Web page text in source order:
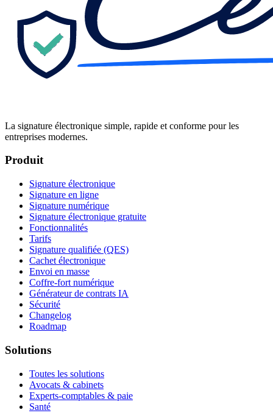
La signature électronique simple, rapide et conforme pour les
entreprises modernes.
Produit
Signature électronique
Signature en ligne
Signature numérique
Signature électronique gratuite
Fonctionnalités
Tarifs
Signature qualifiée (QES)
Cachet électronique
Envoi en masse
Coffre-fort numérique
Générateur de contrats IA
Sécurité
Changelog
Roadmap
Solutions
Toutes les solutions
Avocats & cabinets
Experts-comptables & paie
Santé